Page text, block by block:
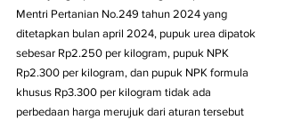
Mentri Pertanian No.249 tahun 2024 yang
ditetapkan bulan april 2024, pupuk urea dipatok
sebesar Rp2.250 per kilogram, pupuk NPK
Rp2.300 per kilogram, dan pupuk NPK formula
khusus Rp3.300 per kilogram tidak ada
perbedaan harga merujuk dari aturan tersebut